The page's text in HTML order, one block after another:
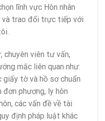
lĩnh vực Hôn nhân
và trao đổi trực tiếp với
chuyên viên tư vấn,
mắc liên quan như:
giấy tờ và hồ sơ chuẩn
đơn phương, ly hôn
các vấn đề về tài
định pháp luật khác